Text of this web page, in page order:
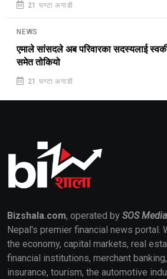
21 घण्टा अगाडी
NEWS
एमाले सांसदले अब परिवारका सदस्यलाई
समेत तोकियो
21 घण्टा अगाडी
Bizshala.com, operated by SOS
Nepal's premier financial news portal.
the economy, capital markets, real
financial institutions, merchant
insurance, tourism, the automotive